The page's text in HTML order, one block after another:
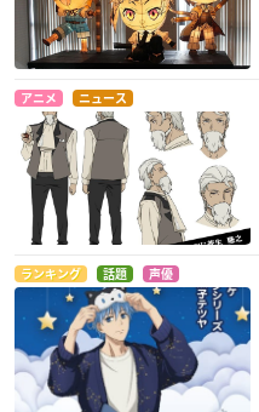
アニメ ニュース
ランキング 話題 声優